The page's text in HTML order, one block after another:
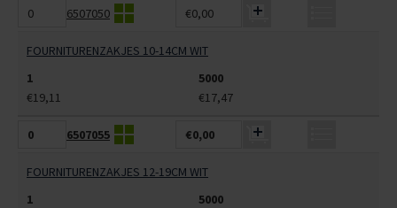
6507050 €0,00
FOURNITURENZAKJES 10-14CM WIT
1
5000
€19,11
€17,47
6507055 €0,00
FOURNITURENZAKJES 12-19CM WIT
1
5000